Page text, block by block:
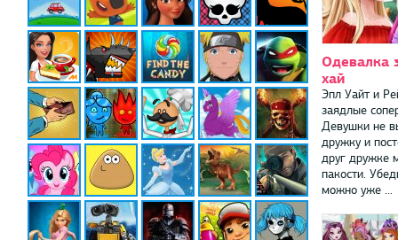
Одевалка
хай
Эпл Уайт и
заядлые
Девушки не
дружку и
друг дружке
пакости.
можно уже ...